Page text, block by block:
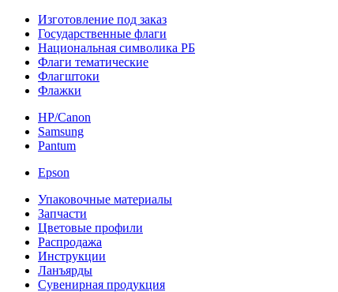
Изготовление под заказ
Государственные флаги
Национальная символика РБ
Флаги тематические
Флагштоки
Флажки
HP/Canon
Samsung
Pantum
Epson
Упаковочные материалы
Запчасти
Цветовые профили
Распродажа
Инструкции
Ланъярды
Сувенирная продукция